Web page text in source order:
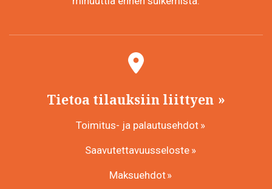
Tietoa tilauksiin liittyen
Toimitus- ja palautusehdot
Saavutettavuusseloste
Maksuehdot